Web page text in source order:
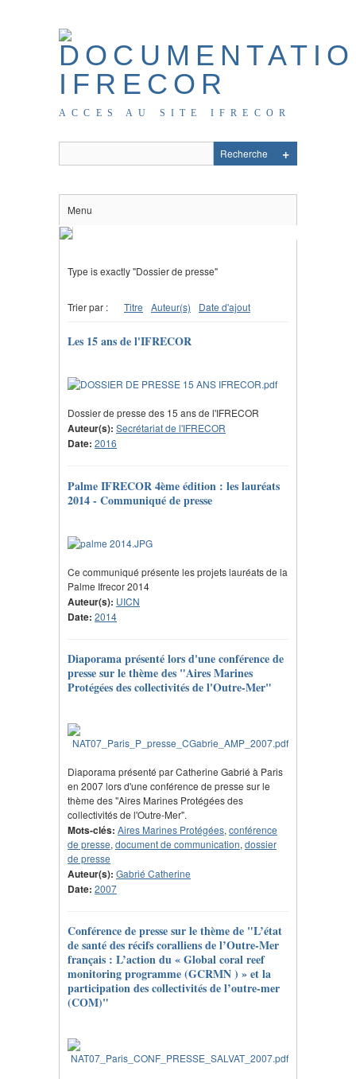
ACCES AU SITE IFRECOR
Menu
Type is exactly "Dossier de presse"
Trier par : Titre Auteur(s) Date d'ajout
Les 15 ans de l'IFRECOR
Dossier de presse des 15 ans de l'IFRECOR
Auteur(s): Secrétariat de l'IFRECOR
Date: 2016
Palme IFRECOR 4ème édition : les lauréats
2014 - Communiqué de presse
Ce communiqué présente les projets lauréats de la
Palme Ifrecor 2014
Auteur(s): UICN
Date: 2014
Diaporama présenté lors d'une conférence de
presse sur le thème des "Aires Marines
Protégées des collectivités de l'Outre-Mer"
Diaporama présenté par Catherine Gabrié à Paris
en 2007 lors d'une conférence de presse sur le
thème des "Aires Marines Protégées des
collectivités de l'Outre-Mer".
Mots-clés: Aires Marines Protégées, conférence
de presse, document de communication, dossier
de presse
Auteur(s): Gabrié Catherine
Date: 2007
Conférence de presse sur le thème de "L’état
de santé des récifs coralliens de l’Outre-Mer
français : L’action du « Global coral reef
monitoring programme (GCRMN ) » et la
participation des collectivités de l’outre-mer
(COM)"